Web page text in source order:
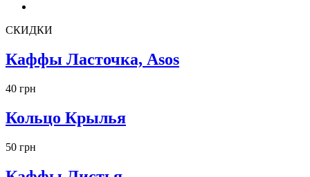
СКИДКИ
Каффы Ласточка, Asos
40 грн
Кольцо Крылья
50 грн